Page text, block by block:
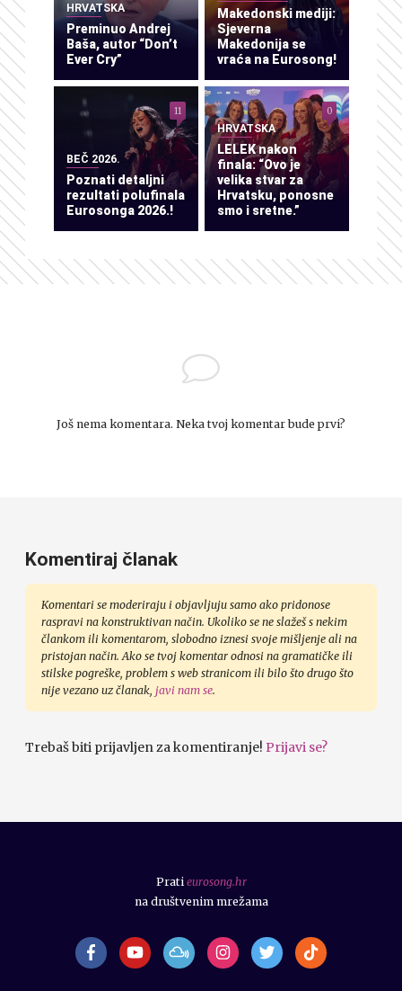
HRVATSKA
Preminuo Andrej
Baša, autor “Don’t
Ever Cry”
Makedonski mediji:
Sjeverna
Makedonija se
vraća na Eurosong!
BEČ 2026.
Poznati detaljni
rezultati polufinala
Eurosonga 2026.!
11
HRVATSKA
LELEK nakon
finala: “Ovo je
velika stvar za
Hrvatsku, ponosne
smo i sretne.”
0
Još nema komentara. Neka tvoj komentar bude prvi?
Komentiraj članak
Komentari se moderiraju i objavljuju samo ako pridonose
raspravi na konstruktivan način. Ukoliko se ne slažeš s nekim
člankom ili komentarom, slobodno iznesi svoje mišljenje ali na
pristojan način. Ako se tvoj komentar odnosi na gramatičke ili
stilske pogreške, problem s web stranicom ili bilo što drugo što
nije vezano uz članak, javi nam se.
Trebaš biti prijavljen za komentiranje! Prijavi se?
Prati eurosong.hr
na društvenim mrežama